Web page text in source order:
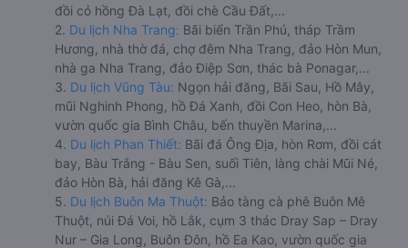
đồi cỏ hồng Đà Lạt, đồi chè Cầu Đất,...
2. Du lịch Nha Trang: Bãi biển Trần Phú, tháp Trầm
Hương, nhà thờ đá, chợ đêm Nha Trang, đảo Hòn Mun,
nhà ga Nha Trang, đảo Điệp Sơn, thác bà Ponagar,...
3. Du lịch Vũng Tàu: Ngọn hải đăng, Bãi Sau, Hồ Mây,
mũi Nghinh Phong, hồ Đá Xanh, đồi Con Heo, hòn Bà,
vườn quốc gia Bình Châu, bến thuyền Marina,...
4. Du lịch Phan Thiết: Bãi đá Ông Địa, hòn Rơm, đồi cát
bay, Bàu Trắng - Bàu Sen, suối Tiên, làng chài Mũi Né,
đảo Hòn Bà, hải đăng Kê Gà,...
5. Du lịch Buôn Ma Thuột: Bảo tàng cà phê Buôn Mê
Thuột, núi Đá Voi, hồ Lắk, cụm 3 thác Dray Sap – Dray
Nur – Gia Long, Buôn Đôn, hồ Ea Kao, vườn quốc gia